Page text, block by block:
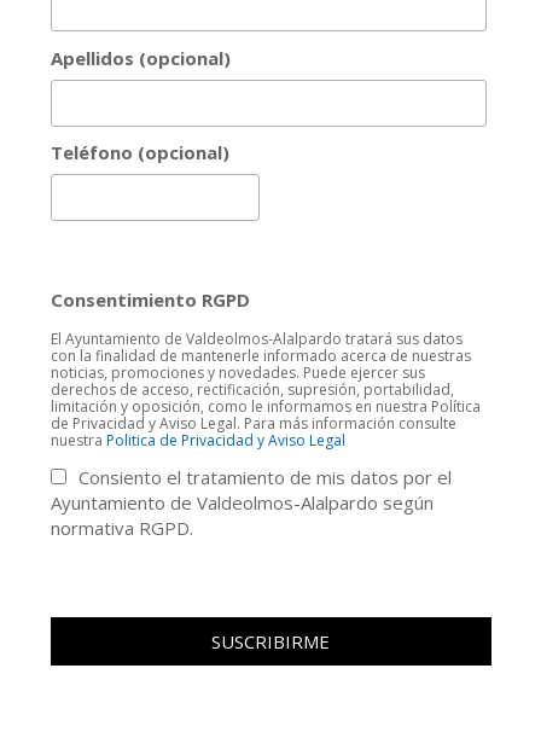
Apellidos (opcional)
Teléfono (opcional)
Consentimiento RGPD
El Ayuntamiento de Valdeolmos-Alalpardo tratará sus datos
con la finalidad de mantenerle informado acerca de nuestras
noticias, promociones y novedades. Puede ejercer sus
derechos de acceso, rectificación, supresión, portabilidad,
limitación y oposición, como le informamos en nuestra Política
de Privacidad y Aviso Legal. Para más información consulte
nuestra Politica de Privacidad y Aviso Legal
Consiento el tratamiento de mis datos por el
Ayuntamiento de Valdeolmos-Alalpardo según
normativa RGPD.